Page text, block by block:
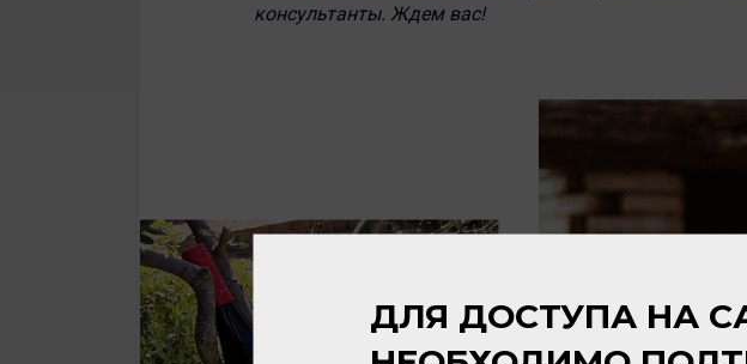
консультанты. Ждем вас!
ДЛЯ ДОСТУПА НА